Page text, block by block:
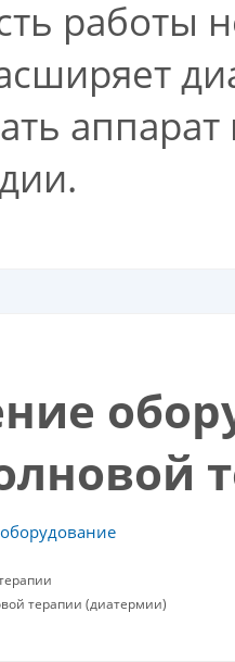
работы
терапии (диатермии)